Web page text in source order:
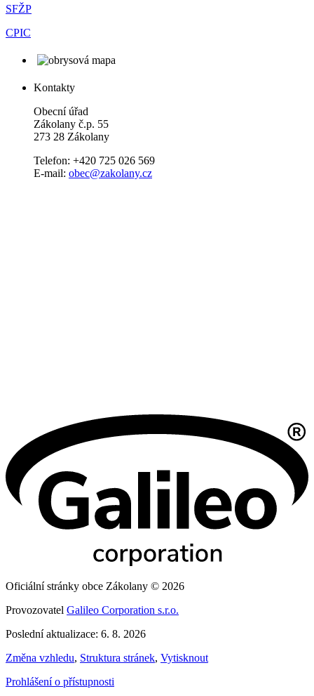
SFŽP
CPIC
Kontakty
Obecní úřad
Zákolany č.p. 55
273 28 Zákolany
Telefon: +420 725 026 569
E-mail: obec@zakolany.cz
Oficiální stránky obce Zákolany © 2026
Provozovatel Galileo Corporation s.r.o.
Poslední aktualizace: 6. 8. 2026
Změna vzhledu, Struktura stránek, Vytisknout
Prohlášení o přístupnosti